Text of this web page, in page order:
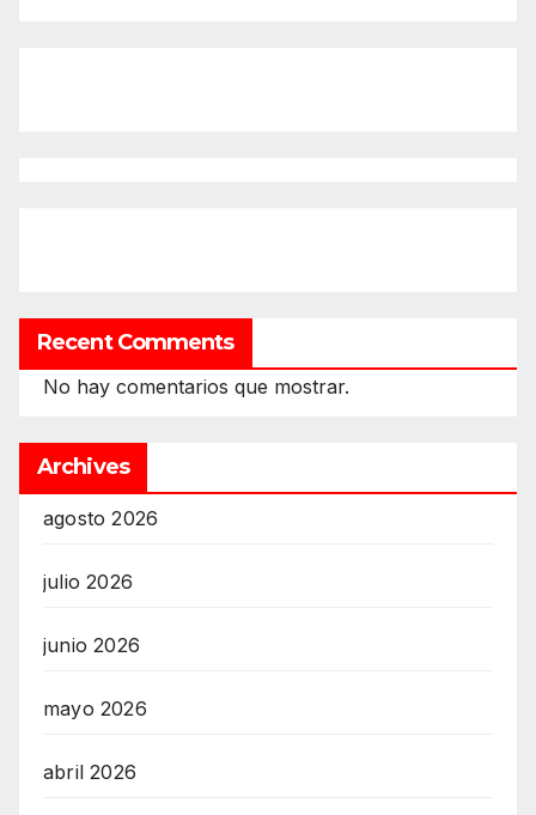
Recent Comments
No hay comentarios que mostrar.
Archives
agosto 2026
julio 2026
junio 2026
mayo 2026
abril 2026